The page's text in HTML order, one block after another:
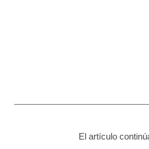
El artículo